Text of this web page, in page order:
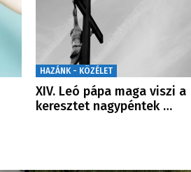
HAZÁNK - KÖZÉLET
XIV. Leó pápa maga viszi a
keresztet nagypéntek …